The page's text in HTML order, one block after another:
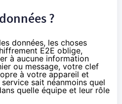
?
données, les choses
E2E oblige,
à aucune information
ou message, votre clef
à votre appareil et
sait néanmoins quel
quelle équipe et leur rôle